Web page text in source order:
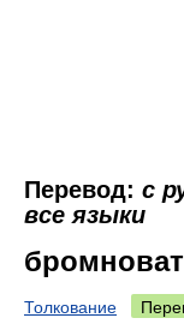
Перевод: с
все языки
Толкование